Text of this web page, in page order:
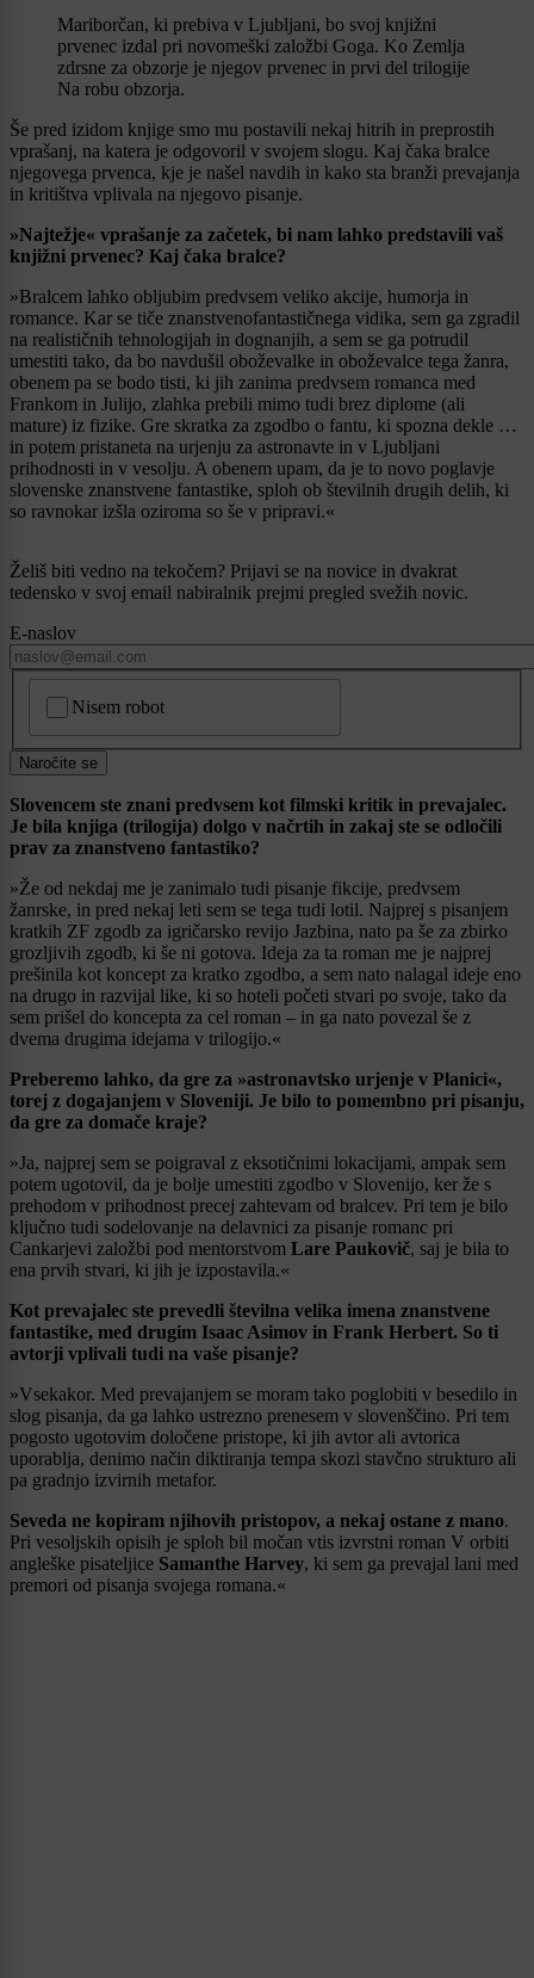
Mariborčan, ki prebiva v Ljubljani, bo svoj knjižni
prvenec izdal pri novomeški založbi Goga. Ko Zemlja
zdrsne za obzorje je njegov prvenec in prvi del trilogije
Na robu obzorja.
Še pred izidom knjige smo mu postavili nekaj hitrih in preprostih
vprašanj, na katera je odgovoril v svojem slogu. Kaj čaka bralce
njegovega prvenca, kje je našel navdih in kako sta branži prevajanja
in kritištva vplivala na njegovo pisanje.
»Najtežje« vprašanje za začetek, bi nam lahko predstavili vaš
knjižni prvenec? Kaj čaka bralce?
»Bralcem lahko obljubim predvsem veliko akcije, humorja in
romance. Kar se tiče znanstvenofantastičnega vidika, sem ga zgradil
na realističnih tehnologijah in dognanjih, a sem se ga potrudil
umestiti tako, da bo navdušil oboževalke in oboževalce tega žanra,
obenem pa se bodo tisti, ki jih zanima predvsem romanca med
Frankom in Julijo, zlahka prebili mimo tudi brez diplome (ali
mature) iz fizike. Gre skratka za zgodbo o fantu, ki spozna dekle …
in potem pristaneta na urjenju za astronavte in v Ljubljani
prihodnosti in v vesolju. A obenem upam, da je to novo poglavje
slovenske znanstvene fantastike, sploh ob številnih drugih delih, ki
so ravnokar izšla oziroma so še v pripravi.«
Želiš biti vedno na tekočem? Prijavi se na novice in dvakrat
tedensko v svoj email nabiralnik prejmi pregled svežih novic.
E-naslov
Nisem robot
Naročite se
Slovencem ste znani predvsem kot filmski kritik in prevajalec.
Je bila knjiga (trilogija) dolgo v načrtih in zakaj ste se odločili
prav za znanstveno fantastiko?
»Že od nekdaj me je zanimalo tudi pisanje fikcije, predvsem
žanrske, in pred nekaj leti sem se tega tudi lotil. Najprej s pisanjem
kratkih ZF zgodb za igričarsko revijo Jazbina, nato pa še za zbirko
grozljivih zgodb, ki še ni gotova. Ideja za ta roman me je najprej
prešinila kot koncept za kratko zgodbo, a sem nato nalagal ideje eno
na drugo in razvijal like, ki so hoteli početi stvari po svoje, tako da
sem prišel do koncepta za cel roman – in ga nato povezal še z
dvema drugima idejama v trilogijo.«
Preberemo lahko, da gre za »astronavtsko urjenje v Planici«,
torej z dogajanjem v Sloveniji. Je bilo to pomembno pri pisanju,
da gre za domače kraje?
»Ja, najprej sem se poigraval z eksotičnimi lokacijami, ampak sem
potem ugotovil, da je bolje umestiti zgodbo v Slovenijo, ker že s
prehodom v prihodnost precej zahtevam od bralcev. Pri tem je bilo
ključno tudi sodelovanje na delavnici za pisanje romanc pri
Cankarjevi založbi pod mentorstvom Lare Paukovič, saj je bila to
ena prvih stvari, ki jih je izpostavila.«
Kot prevajalec ste prevedli številna velika imena znanstvene
fantastike, med drugim Isaac Asimov in Frank Herbert. So ti
avtorji vplivali tudi na vaše pisanje?
»Vsekakor. Med prevajanjem se moram tako poglobiti v besedilo in
slog pisanja, da ga lahko ustrezno prenesem v slovenščino. Pri tem
pogosto ugotovim določene pristope, ki jih avtor ali avtorica
uporablja, denimo način diktiranja tempa skozi stavčno strukturo ali
pa gradnjo izvirnih metafor.
Seveda ne kopiram njihovih pristopov, a nekaj ostane z mano.
Pri vesoljskih opisih je sploh bil močan vtis izvrstni roman V orbiti
angleške pisateljice Samanthe Harvey, ki sem ga prevajal lani med
premori od pisanja svojega romana.«